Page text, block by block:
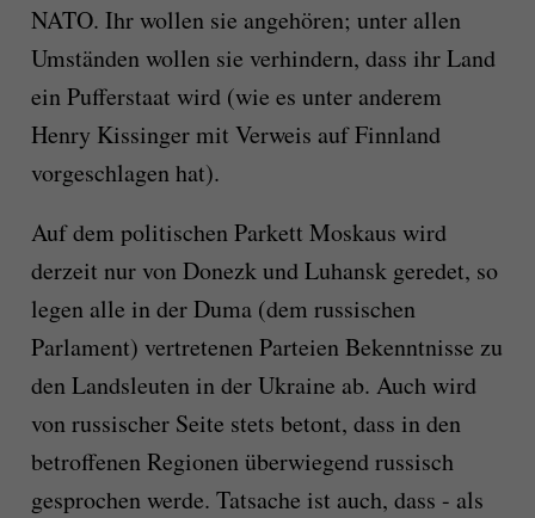
NATO. Ihr wollen sie angehören; unter allen
Umständen wollen sie verhindern, dass ihr Land
ein Pufferstaat wird (wie es unter anderem
Henry Kissinger mit Verweis auf Finnland
vorgeschlagen hat).
Auf dem politischen Parkett Moskaus wird
derzeit nur von Donezk und Luhansk geredet, so
legen alle in der Duma (dem russischen
Parlament) vertretenen Parteien Bekenntnisse zu
den Landsleuten in der Ukraine ab. Auch wird
von russischer Seite stets betont, dass in den
betroffenen Regionen überwiegend russisch
gesprochen werde. Tatsache ist auch, dass - als